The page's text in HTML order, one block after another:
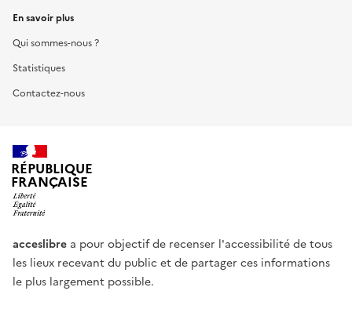
En savoir plus
Qui sommes-nous ?
Statistiques
Contactez-nous
RÉPUBLIQUE
FRANÇAISE
acceslibre a pour objectif de recenser l'accessibilité de tous
les lieux recevant du public et de partager ces informations
le plus largement possible.